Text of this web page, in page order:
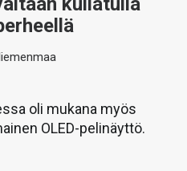
oli mukana myös
OLED-pelinäyttö.